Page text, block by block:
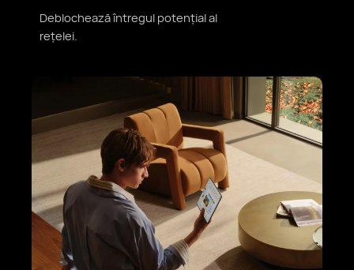
Deblochează întregul potențial al
rețelei.